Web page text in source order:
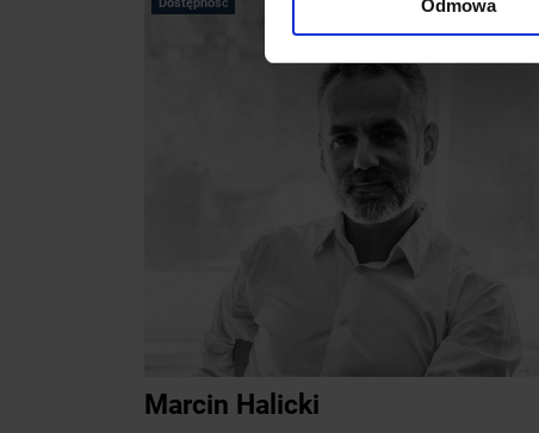
Odmowa
Dostępność
Marcin Halicki